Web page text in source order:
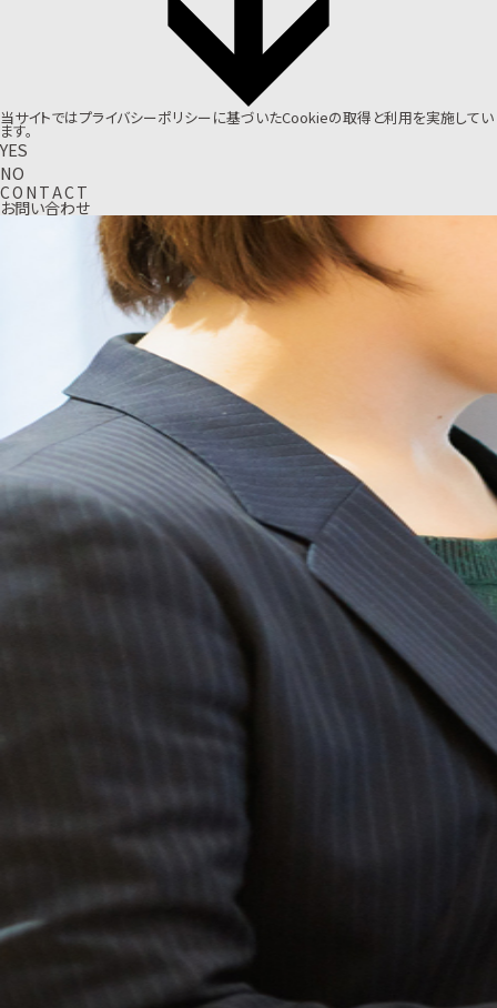
当サイトではプライバシーポリシーに基づいたCookieの取得と利用を実施してい
ます。
YES
NO
CO N TACT
お問い合わせ